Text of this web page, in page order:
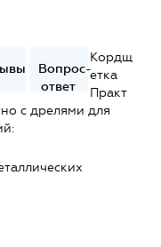
Вопрос-
ответ
Кордщ
етка
Практ
с дрелями для